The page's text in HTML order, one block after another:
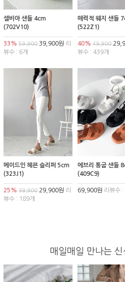
셀비아 샌들 4cm
(702V10)
33% 59,900 39,900원 리
뷰수 : 6개
매력적 웨지 샌들
(522Z1)
40% 49,900
뷰수 : 439개
메이드인 헤븐 슬리퍼 5cm
(323J1)
25% 39,900 29,900원 리
뷰수 : 189개
에브리 통굽 샌들
(409C9)
69,900원 리뷰수 :
매일매일 만나는